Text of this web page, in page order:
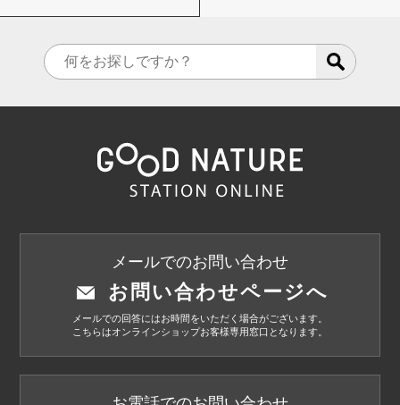
メールでのお問い合わせ
お問い合わせページへ
メールでの回答にはお時間をいただく場合がございます。
こちらはオンラインショップお客様専用窓口となります。